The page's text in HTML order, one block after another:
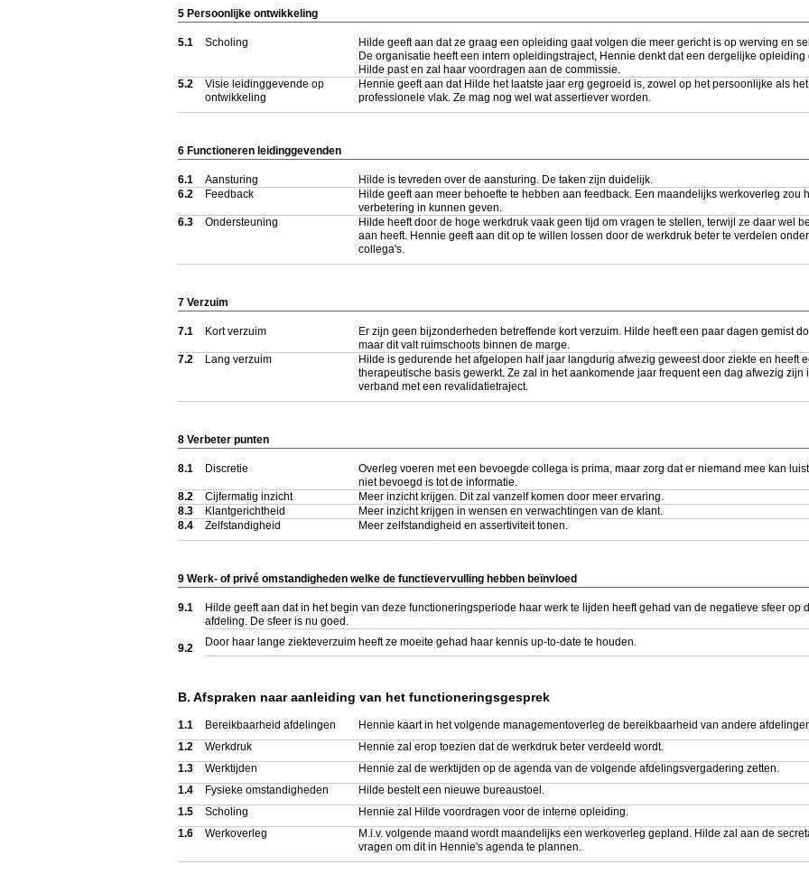
5 Persoonlijke ontwikkeling
5.1 Scholing
Hilde geeft aan dat ze graag een opleiding gaat volgen die meer gericht is op werving en
De organisatie heeft een intern opleidingstraject, Hennie denkt dat een dergelijke opleiding
Hilde past en zal haar voordragen aan de commissie.
5.2
Visie leidinggevende op
ontwikkeling
Hennie geeft aan dat Hilde het laatste jaar erg gegroeid is, zowel op het persoonlijke als het
professionele vlak. Ze mag nog wel wat assertiever worden.
6 Functioneren leidinggevenden
6.1 Aansturing
Hilde is tevreden over de aansturing. De taken zijn duidelijk.
6.2
Feedback
Hilde geeft aan meer behoefte te hebben aan feedback. Een maandelijks werkoverleg zou
verbetering in kunnen geven.
6.3
Ondersteuning
Hilde heeft door de hoge werkdruk vaak geen tijd om vragen te stellen, terwijl ze daar wel
aan heeft. Hennie geeft aan dit op te willen lossen door de werkdruk beter te verdelen
collega's.
7 Verzuim
7.1 Kort verzuim
Er zijn geen bijzonderheden betreffende kort verzuim. Hilde heeft een paar dagen gemist
maar dit valt ruimschoots binnen de marge.
7.2
Lang verzuim
Hilde is gedurende het afgelopen half jaar langdurig afwezig geweest door ziekte en heeft
therapeutische basis gewerkt. Ze zal in het aankomende jaar frequent een dag afwezig zijn
verband met een revalidatietraject.
8 Verbeter punten
8.1 Discretie
Overleg voeren met een bevoegde collega is prima, maar zorg dat er niemand mee kan
niet bevoegd is tot de informatie.
8.2
Cijfermatig inzicht
Meer inzicht krijgen. Dit zal vanzelf komen door meer ervaring.
8.3
Klantgerichtheid
Meer inzicht krijgen in wensen en verwachtingen van de klant.
8.4
Zelfstandigheid Meer zelfstandigheid en assertiviteit tonen.
9 Werk- of privé omstandigheden welke de functievervulling hebben beïnvloed
9.1
Hilde geeft aan dat in het begin van deze functioneringsperiode haar werk te lijden heeft gehad van de negatieve sfeer op
afdeling. De sfeer is nu goed.
9.2 Door haar lange ziekteverzuim heeft ze moeite gehad haar kennis up-to-date te houden.
B. Afspraken naar aanleiding van het functioneringsgesprek
1.1 Bereikbaarheid afdelingen
Hennie kaart in het volgende managementoverleg de bereikbaarheid van andere
1.2
Werkdruk
Hennie zal erop toezien dat de werkdruk beter verdeeld wordt.
1.3
Werktijden
Hennie zal de werktijden op de agenda van de volgende afdelingsvergadering zetten.
1.4
Fysieke omstandigheden
Hilde bestelt een nieuwe bureaustoel.
1.5
Scholing
Hennie zal Hilde voordragen voor de interne opleiding.
1.6
Werkoverleg
M.i.v. volgende maand wordt maandelijks een werkoverleg gepland. Hilde zal aan de
vragen om dit in Hennie's agenda te plannen.